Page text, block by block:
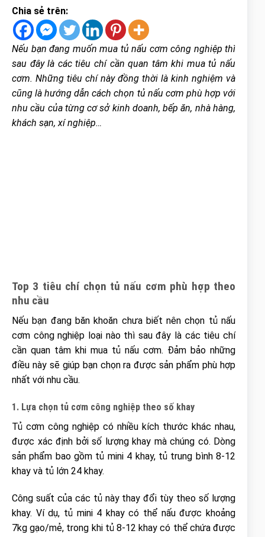
Chia sẻ trên:
Nếu bạn đang muốn mua tủ nấu cơm công nghiệp thì
sau đây là các tiêu chí cần quan tâm khi mua tủ nấu
cơm. Những tiêu chí này đồng thời là kinh nghiệm và
cũng là hướng dẫn cách chọn tủ nấu cơm phù hợp với
nhu cầu của từng cơ sở kinh doanh, bếp ăn, nhà hàng,
khách sạn, xí nghiệp…
Top 3 tiêu chí chọn tủ nấu cơm phù hợp theo
nhu cầu
Nếu bạn đang băn khoăn chưa biết nên chọn tủ nấu
cơm công nghiệp loại nào thì sau đây là các tiêu chí
cần quan tâm khi mua tủ nấu cơm. Đảm bảo những
điều này sẽ giúp bạn chọn ra được sản phẩm phù hợp
nhất với nhu cầu.
1. Lựa chọn tủ cơm công nghiệp theo số khay
Tủ cơm công nghiệp có nhiều kích thước khác nhau,
được xác định bởi số lượng khay mà chúng có. Dòng
sản phẩm bao gồm tủ mini 4 khay, tủ trung bình 8-12
khay và tủ lớn 24 khay.
Công suất của các tủ này thay đổi tùy theo số lượng
khay. Ví dụ, tủ mini 4 khay có thể nấu được khoảng
7kg gạo/mẻ, trong khi tủ 8-12 khay có thể chứa được